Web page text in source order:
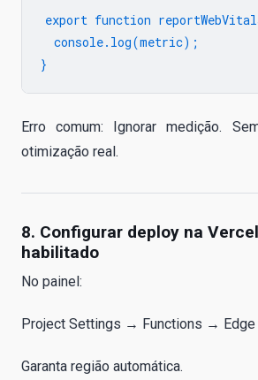
export function
  console.log(metric);
Erro comum: Ignorar medição.
otimização real.
8. Configurar deploy na
habilitado
No painel:
Project Settings → Functions → Edge
Garanta região automática.